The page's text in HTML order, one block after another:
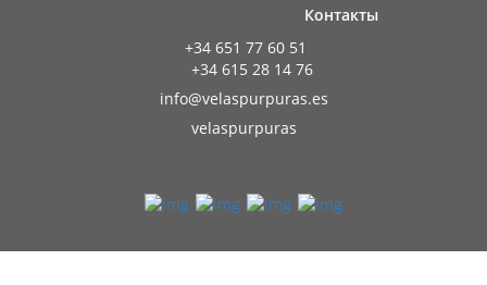
Контакты
+34 651 77 60 51
+34 615 28 14 76
info@velaspurpuras.es
velaspurpuras